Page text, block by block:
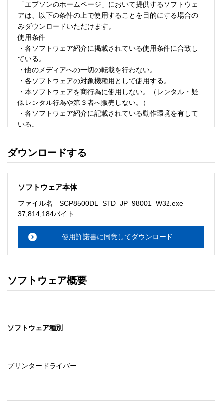
「エプソンのホームページ」において提供するソフトウェ
アは、以下の条件の上で使用することを目的にする場合の
みダウンロードいただけます。
使用条件
・各ソフトウェア紹介に掲載されている使用条件に合致し
ている。
・他のメディアへの一切の転載を行わない。
・各ソフトウェアの対象機種用として使用する。
・本ソフトウェアを商行為に使用しない。（レンタル・疑
似レンタル行為や第３者へ販売しない。）
・各ソフトウェア紹介に記載されている動作環境を有して
いる。
・ソフトウェアを改変、またはリバースエンジニアリング
ソフトウェアのサポート
・本サーバでは、ユーザーサポートは行いません。搭載ソ
メーションセンターまでお願い
ルをお読み下さい。
ソフトウェアの保証範囲
・ソフトウェアのダウンロード・導入はお客様の責任にお
セイコーエプソン株式会社に帰属します。
ダウンロードする
ソフトウェア本体
ファイル名：SCP8500DL_STD_JP_98001_W32.exe
37,814,184バイト
使用許諾書に同意してダウンロード
ソフトウェア概要
ソフトウェア種別
プリンタードライバー